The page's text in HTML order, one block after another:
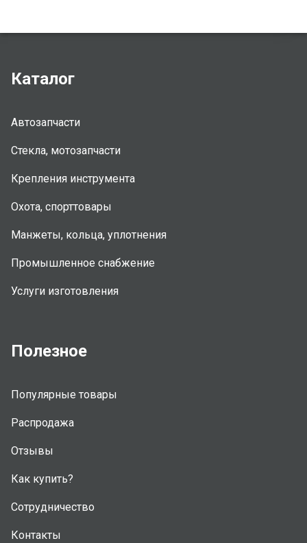
Каталог
Автозапчасти
Стекла, мотозапчасти
Крепления инструмента
Охота, спорттовары
Манжеты, кольца, уплотнения
Промышленное снабжение
Услуги изготовления
Полезное
Популярные товары
Распродажа
Отзывы
Как купить?
Сотрудничество
Контакты